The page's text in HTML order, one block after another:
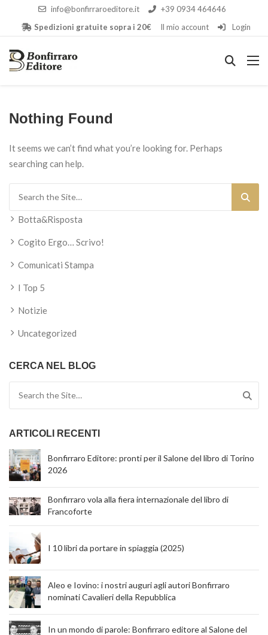
info@bonfirraroeditore.it
+39 0934 464646
Spedizioni gratuite sopra i 20€
Il mio account Login
Nothing Found
It seems we can’t find what you’re looking for. Perhaps
searching can help.
Botta&Risposta
Cogito Ergo… Scrivo!
Comunicati Stampa
I Top 5
Notizie
Uncategorized
CERCA NEL BLOG
ARTICOLI RECENTI
Bonfirraro Editore: pronti per il Salone del libro di Torino
2026
Bonfirraro vola alla fiera internazionale del libro di
Francoforte
I 10 libri da portare in spiaggia (2025)
Aleo e Iovino: i nostri auguri agli autori Bonfirraro
nominati Cavalieri della Repubblica
In un mondo di parole: Bonfirraro editore al Salone del